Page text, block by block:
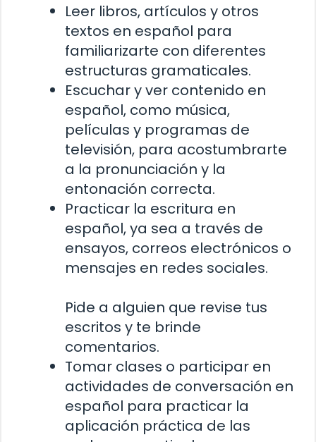
Leer libros, artículos y otros
textos en español para
familiarizarte con diferentes
estructuras gramaticales.
Escuchar y ver contenido en
español, como música,
películas y programas de
televisión, para acostumbrarte
a la pronunciación y la
entonación correcta.
Practicar la escritura en
español, ya sea a través de
ensayos, correos electrónicos o
mensajes en redes sociales.
Pide a alguien que revise tus
escritos y te brinde
comentarios.
Tomar clases o participar en
actividades de conversación en
español para practicar la
aplicación práctica de las